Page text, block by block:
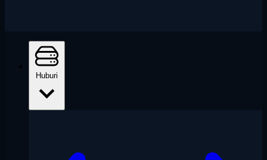
Huburi